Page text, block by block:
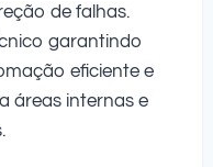
de falhas.
garantindo
eficiente e
áreas internas e